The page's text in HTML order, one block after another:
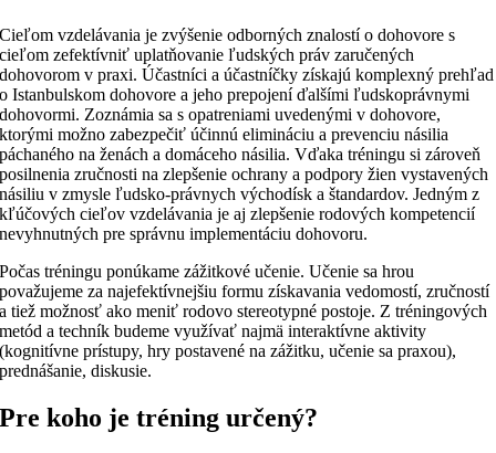
Cieľom vzdelávania je zvýšenie odborných znalostí o dohovore s
cieľom zefektívniť uplatňovanie ľudských práv zaručených
dohovorom v praxi. Účastníci a účastníčky získajú komplexný prehľad
o Istanbulskom dohovore a jeho prepojení ďalšími ľudskoprávnymi
dohovormi. Zoznámia sa s opatreniami uvedenými v dohovore,
ktorými možno zabezpečiť účinnú elimináciu a prevenciu násilia
páchaného na ženách a domáceho násilia. Vďaka tréningu si zároveň
posilnenia zručnosti na zlepšenie ochrany a podpory žien vystavených
násiliu v zmysle ľudsko-právnych východísk a štandardov. Jedným z
kľúčových cieľov vzdelávania je aj zlepšenie rodových kompetencií
nevyhnutných pre správnu implementáciu dohovoru.
Počas tréningu ponúkame zážitkové učenie. Učenie sa hrou
považujeme za najefektívnejšiu formu získavania vedomostí, zručností
a tiež možnosť ako meniť rodovo stereotypné postoje. Z tréningových
metód a techník budeme využívať najmä interaktívne aktivity
(kognitívne prístupy, hry postavené na zážitku, učenie sa praxou),
prednášanie, diskusie.
Pre koho je tréning určený?